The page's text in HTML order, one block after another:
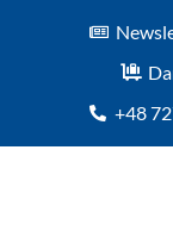
+48